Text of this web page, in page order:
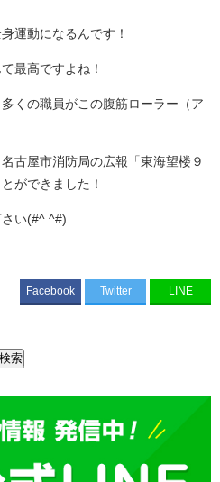
運動になるんです！
最高ですよね！
くの職員がこの腹筋ローラー（ア
古屋市消防局の広報「東海望楼９
ができました！
い(#^.^#)
Facebook Twitter LINE
検索